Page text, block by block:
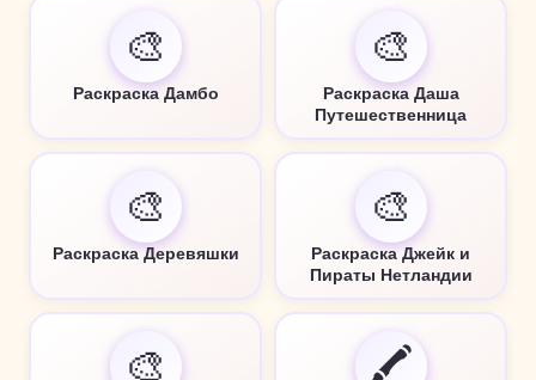
🎨
Раскраска Дамбо
🎨
Раскраска Даша
Путешественница
🎨
Раскраска Деревяшки
🎨
Раскраска Джейк и
Пираты Нетландии
🎨 🖍️